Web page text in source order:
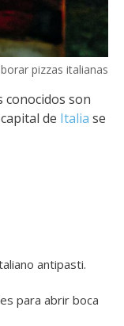
pizzas italianas
conocidos son
de Italia se
antipasti.
para abrir boca